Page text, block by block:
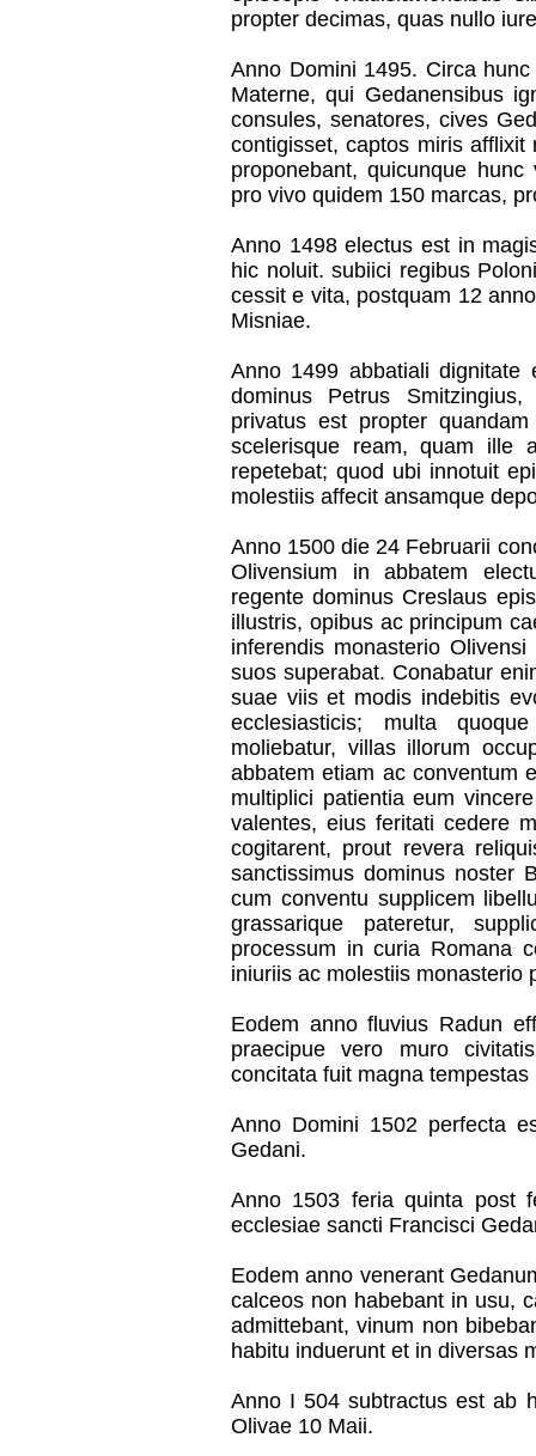
propter decimas, quas nullo
Anno Domini 1495. Circa
Materne, qui Gedanensibus
consules, senatores, cives
contigisset, captos miris
proponebant, quicunque
pro vivo quidem 150 marcas,
Anno 1498 electus est in
hic noluit. subiici regibus
cessit e vita, postquam 12
Misniae.
Anno 1499 abbatiali dignitate
dominus Petrus
privatus est propter
scelerisque ream, quam ille
repetebat; quod ubi innotuit
molestiis affecit ansamque
Anno 1500 die 24 Februarii
Olivensium in abbatem
regente dominus Creslaus
illustris, opibus ac principum
inferendis monasterio
suos superabat. Conabatur
suae viis et modis indebitis
ecclesiasticis; multa
moliebatur, villas illorum
abbatem etiam ac conventum
multiplici patientia eum
valentes, eius feritati cedere
cogitarent, prout revera
sanctissimus dominus noster
cum conventu supplicem
grassarique pateretur,
processum in curia Romana
iniuriis ac molestiis monasterio
Eodem anno fluvius Radun
praecipue vero muro
concitata fuit magna
Anno Domini 1502 perfecta
Gedani.
Anno 1503 feria quinta post
ecclesiae sancti Francisci
Eodem anno venerant
calceos non habebant in usu,
admittebant, vinum non
habitu induerunt et in diversas
Anno I 504 subtractus est ab
Olivae 10 Maii.